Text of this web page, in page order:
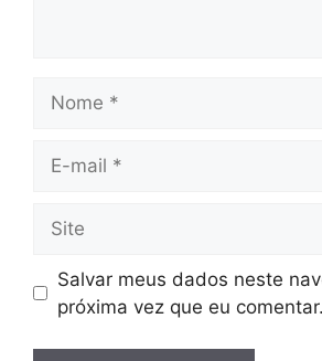
mail
Salvar meus dados neste
próxima vez que eu comentar.